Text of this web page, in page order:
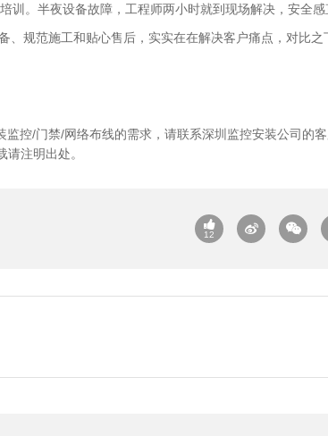
。半夜设备故障，工程师两小时就到现场解决，安全感
规范施工和贴心售后，实实在在解决客户痛点，对比之
监控/门禁/网络布线的需求，请联系深圳监控安装公司 的
请注明出处。
12